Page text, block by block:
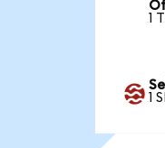
1
1